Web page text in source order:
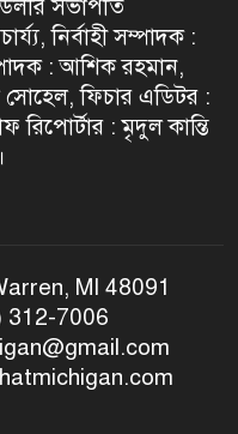
সভাপতি
নির্বাহী সম্পাদক :
: আশিক রহমান,
সোহেল, ফিচার এডিটর :
রিপোর্টার : মৃদুল কান্তি
MI 48091
312-7006